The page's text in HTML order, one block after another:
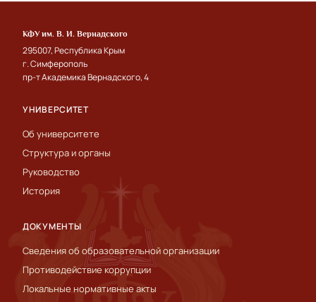
КФУ им. В. И. Вернадского
295007, Республика Крым
г. Симферополь
пр-т Академика Вернадского, 4
УНИВЕРСИТЕТ
Об университете
Структура и органы
Руководство
История
ДОКУМЕНТЫ
Сведения об образовательной организации
Противодействие коррупции
Локальные нормативные акты